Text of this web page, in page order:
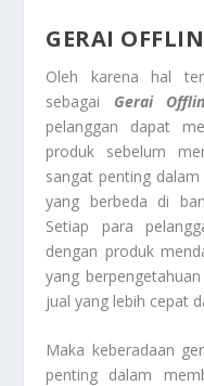
GERAI
Oleh karena hal
sebagai Gerai
pelanggan dapat
produk sebelum
sangat penting
yang berbeda di
Setiap para
dengan produk
yang
jual yang lebih cepat
Maka keberadaan
penting dalam